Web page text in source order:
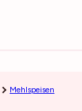
Mehlspeisen